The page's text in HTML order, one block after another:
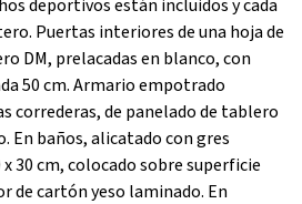
deportivos están incluidos y cada
Puertas interiores de una hoja de
DM, prelacadas en blanco, con
50 cm. Armario empotrado
correderas, de panelado de tablero
En baños, alicatado con gres
30 cm, colocado sobre superficie
de cartón yeso laminado. En